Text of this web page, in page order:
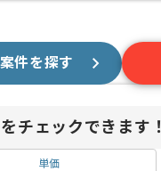
件を探す
チェックできます！
単価